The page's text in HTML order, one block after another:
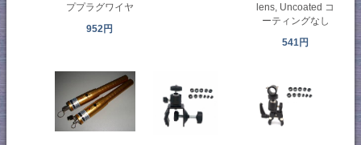
ププラグワイヤ
952円
lens, Uncoated コ
ーティングなし
541円